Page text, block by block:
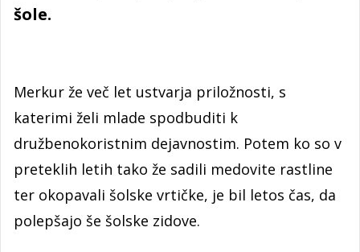
šole.
Merkur že več let ustvarja priložnosti, s
katerimi želi mlade spodbuditi k
družbenokoristnim dejavnostim. Potem ko so v
preteklih letih tako že sadili medovite rastline
ter okopavali šolske vrtičke, je bil letos čas, da
polepšajo še šolske zidove.